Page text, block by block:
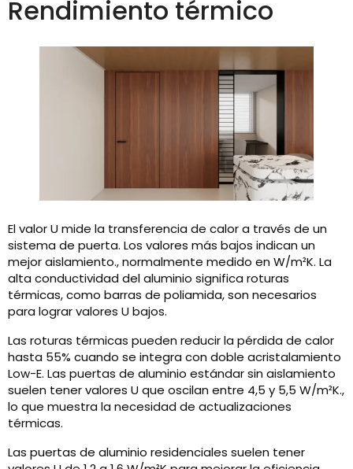
Rendimiento térmico
El valor U mide la transferencia de calor a través de un
sistema de puerta. Los valores más bajos indican un
mejor aislamiento., normalmente medido en W/m²K. La
alta conductividad del aluminio significa roturas
térmicas, como barras de poliamida, son necesarios
para lograr valores U bajos.
Las roturas térmicas pueden reducir la pérdida de calor
hasta 55% cuando se integra con doble acristalamiento
Low-E. Las puertas de aluminio estándar sin aislamiento
suelen tener valores U que oscilan entre 4,5 y 5,5 W/m²K.,
lo que muestra la necesidad de actualizaciones
térmicas.
Las puertas de aluminio residenciales suelen tener